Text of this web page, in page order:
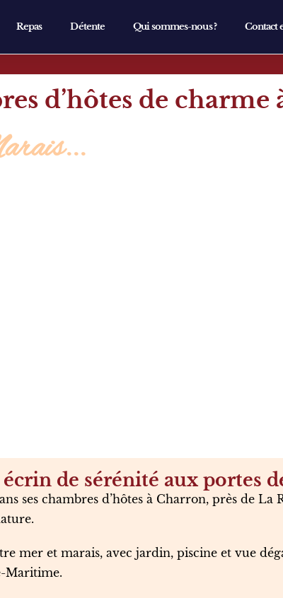
Repas Détente Qui sommes-nous ? Contact
d’hôtes de
de sérénité aux portes
ses chambres d’hôtes à Charron, près de La
mer et marais, avec jardin, piscine et vue
Maritime.